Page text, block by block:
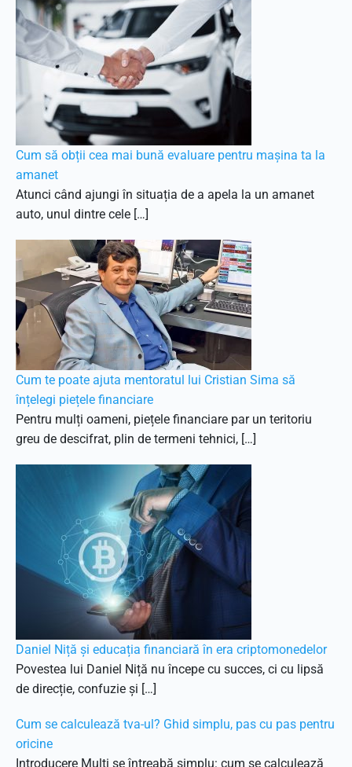
Cum să obții cea mai bună evaluare pentru mașina ta la
amanet
Atunci când ajungi în situația de a apela la un amanet
auto, unul dintre cele […]
Cum te poate ajuta mentoratul lui Cristian Sima să
înțelegi piețele financiare
Pentru mulți oameni, piețele financiare par un teritoriu
greu de descifrat, plin de termeni tehnici, […]
Daniel Niță și educația financiară în era criptomonedelor
Povestea lui Daniel Niță nu începe cu succes, ci cu lipsă
de direcție, confuzie și […]
Cum se calculează tva-ul? Ghid simplu, pas cu pas pentru
oricine
Introducere Mulți se întreabă simplu: cum se calculează